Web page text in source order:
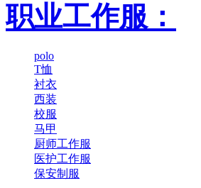
职业工作服：
polo
T恤
衬衣
西装
校服
马甲
厨师工作服
医护工作服
保安制服